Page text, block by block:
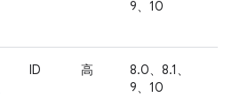
9、10
ID 高
8.0、8.1、
9、10